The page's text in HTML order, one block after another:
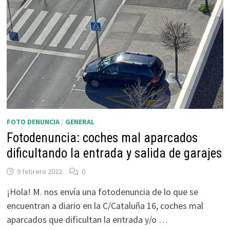
FOTO DENUNCIA/ GENERAL
Fotodenuncia: coches mal aparcados
dificultando la entrada y salida de garajes
9 febrero 2022 0
¡Hola! M. nos envía una fotodenuncia de lo que se
encuentran a diario en la C/Cataluña 16, coches mal
aparcados que dificultan la entrada y/o …